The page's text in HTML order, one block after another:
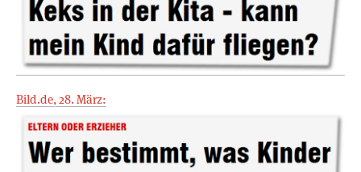
Bild.de, 28. März: